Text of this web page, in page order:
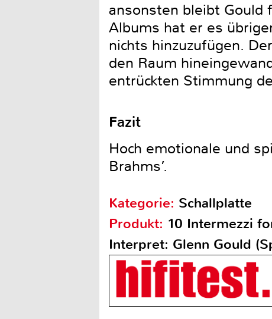
ansonsten bleibt Gould
Albums hat er es
nichts hinzuzufügen.
den Raum
entrückten Stimmung
Fazit
Hoch emotionale und
Brahms’.
Kategorie: Schallplatte
Produkt: 10 Intermezzi
Interpret: Glenn Gould